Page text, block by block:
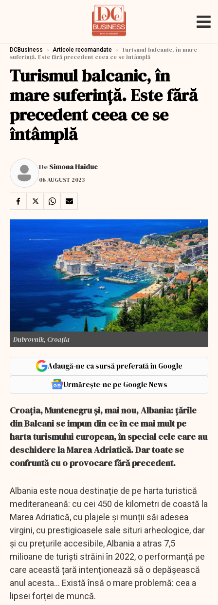
DCBusiness › Articole recomandate › Turismul balcanic, în mare
suferință. Este fără precedent ceea ce se întâmplă
Turismul balcanic, în
mare suferință. Este fără
precedent ceea ce se
întâmplă
De Simona Haiduc
08 AUGUST 2023
Dubrovnik, Croația
Adaugă-ne ca sursă preferată în Google
Urmărește-ne pe Google News
Croația, Muntenegru și, mai nou, Albania: țările
din Balcani se impun din ce în ce mai mult pe
harta turismului european, în special cele care au
deschidere la Marea Adriatică. Dar toate se
confruntă cu o provocare fără precedent.
Albania este noua destinație de pe harta turistică
mediteraneană: cu cei 450 de kilometri de coastă la
Marea Adriatică, cu plajele și munții săi adesea
virgini, cu prestigioasele sale situri arheologice, dar
și cu prețurile accesibile, Albania a atras 7,5
milioane de turiști străini în 2022, o performanță pe
care această țară intenționează să o depășească
anul acesta... Există însă o mare problemă: cea a
lipsei forței de muncă.